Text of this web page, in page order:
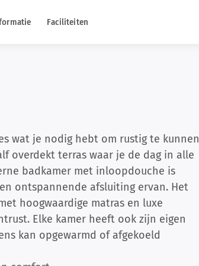
Faciliteiten
wat je nodig hebt om rustig te kunnen
overdekt terras waar je de dag in alle
badkamer met inloopdouche is
ontspannende afsluiting ervan. Het
hoogwaardige matras en luxe
Elke kamer heeft ook zijn eigen
kan opgewarmd of afgekoeld